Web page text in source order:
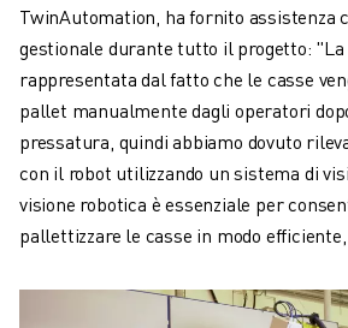
TwinAutomation, ha fornito assistenza
gestionale durante tutto il progetto:
rappresentata dal fatto che le casse
pallet manualmente dagli operatori
pressatura, quindi abbiamo dovuto
con il robot utilizzando un sistema di
visione robotica è essenziale per
pallettizzare le casse in modo